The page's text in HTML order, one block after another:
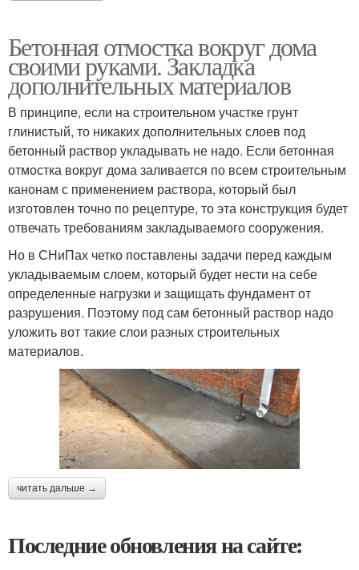
Бетонная отмостка вокруг дома
своими руками. Закладка
дополнительных материалов
В принципе, если на строительном участке грунт
глинистый, то никаких дополнительных слоев под
бетонный раствор укладывать не надо. Если бетонная
отмостка вокруг дома заливается по всем строительным
канонам с применением раствора, который был
изготовлен точно по рецептуре, то эта конструкция будет
отвечать требованиям закладываемого сооружения.
Но в СНиПах четко поставлены задачи перед каждым
укладываемым слоем, который будет нести на себе
определенные нагрузки и защищать фундамент от
разрушения. Поэтому под сам бетонный раствор надо
уложить вот такие слои разных строительных
материалов.
читать дальше →
Последние обновления на сайте: